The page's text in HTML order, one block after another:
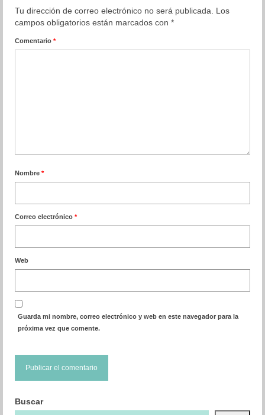
Tu dirección de correo electrónico no será publicada.
Los
campos obligatorios están marcados con *
Comentario *
Nombre *
Correo electrónico *
Web
Guarda mi nombre, correo electrónico y web en este navegador para la
próxima vez que comente.
Buscar